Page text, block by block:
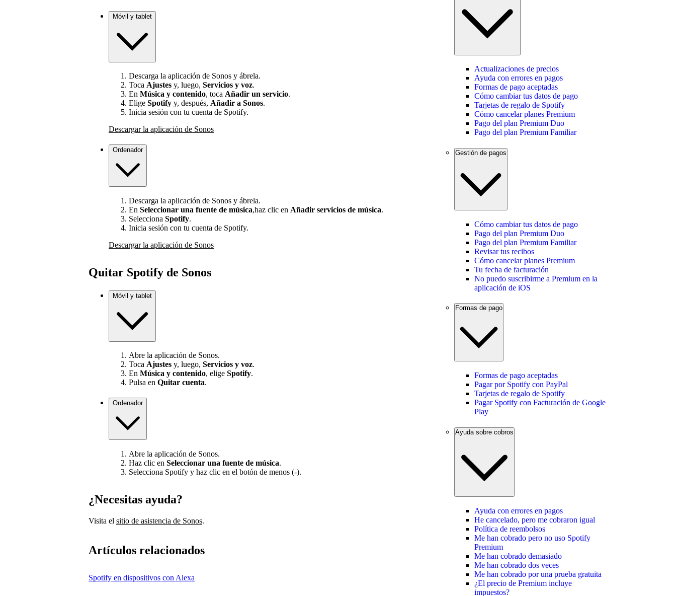
Móvil y tablet
Descarga la aplicación de Sonos y ábrela.
Toca Ajustes y, luego, Servicios y voz.
En Música y contenido, toca Añadir un servicio.
Elige Spotify y, después, Añadir a Sonos.
Inicia sesión con tu cuenta de Spotify.
Descargar la aplicación de Sonos
Ordenador
Descarga la aplicación de Sonos y ábrela.
En Seleccionar una fuente de música,haz clic en Añadir servicios de música.
Selecciona Spotify.
Inicia sesión con tu cuenta de Spotify.
Descargar la aplicación de Sonos
Quitar Spotify de Sonos
Móvil y tablet
Abre la aplicación de Sonos.
Toca Ajustes y, luego, Servicios y voz.
En Música y contenido, elige Spotify.
Pulsa en Quitar cuenta.
Ordenador
Abre la aplicación de Sonos.
Haz clic en Seleccionar una fuente de música.
Selecciona Spotify y haz clic en el botón de menos (-).
¿Necesitas ayuda?
Visita el sitio de asistencia de Sonos.
Artículos relacionados
Spotify en dispositivos con Alexa
Actualizaciones de precios
Ayuda con errores en pagos
Formas de pago aceptadas
Cómo cambiar tus datos de pago
Tarjetas de regalo de Spotify
Cómo cancelar planes Premium
Pago del plan Premium Duo
Pago del plan Premium Familiar
Gestión de pagos
Cómo cambiar tus datos de pago
Pago del plan Premium Duo
Pago del plan Premium Familiar
Revisar tus recibos
Cómo cancelar planes Premium
Tu fecha de facturación
No puedo suscribirme a Premium en la
aplicación de iOS
Formas de pago
Formas de pago aceptadas
Pagar por Spotify con PayPal
Tarjetas de regalo de Spotify
Pagar Spotify con Facturación de Google
Play
Ayuda sobre cobros
Ayuda con errores en pagos
He cancelado, pero me cobraron igual
Política de reembolsos
Me han cobrado pero no uso Spotify
Premium
Me han cobrado demasiado
Me han cobrado dos veces
Me han cobrado por una prueba gratuita
¿El precio de Premium incluye
impuestos?